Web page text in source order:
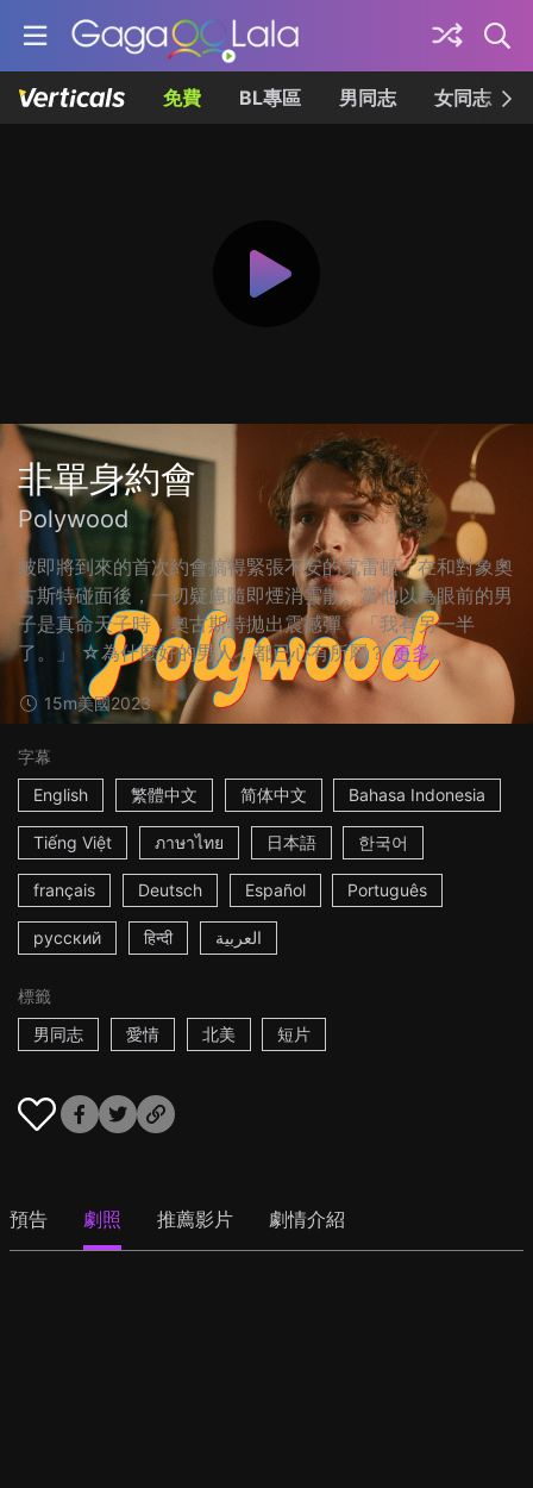
免費 BL專區 男同志 女同志
非單身約會
Polywood
被即將到來的首次約會搞得緊張不安的克雷頓，在和對象奧
古斯特碰面後，一切疑慮隨即煙消雲散。當他以為眼前的男
子是真命天子時，奧古斯特拋出震撼彈：「我有另一半
了。」 ☆為什麼好的男人，都已心有所屬？ 更多
15m美國2023
字幕
English
繁體中文 简体中文 Bahasa Indonesia
Tiếng Việt ภาษาไทย 日本語 한국어
français Deutsch Español Português
русский हिन्दी العربية
標籤
男同志
愛情 北美 短片
預告 劇照 推薦影片 劇情介紹